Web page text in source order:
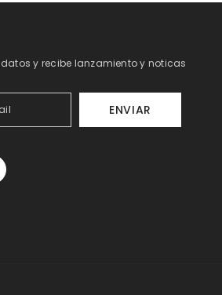
y recibe lanzamiento y noticas
ENVIAR